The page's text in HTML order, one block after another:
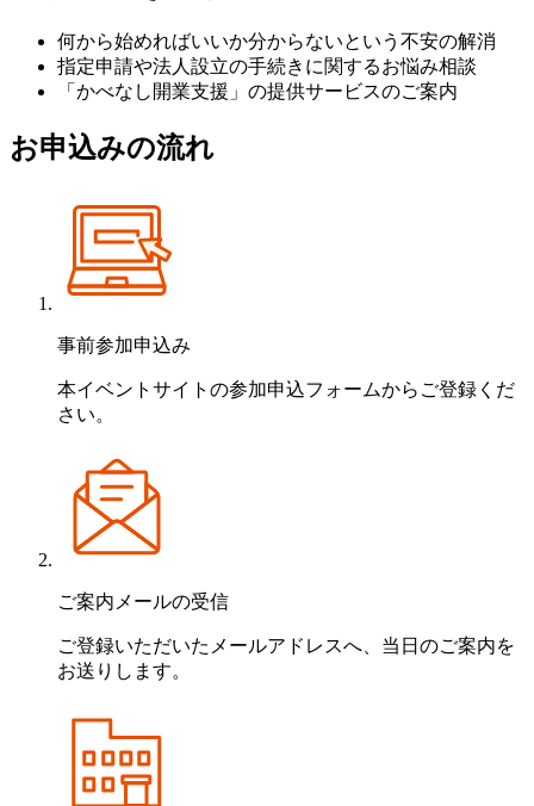
何から始めればいいか分からないという不安の解消
指定申請や法人設立の手続きに関するお悩み相談
「かべなし開業支援」の提供サービスのご案内
お申込みの流れ
事前参加申込み
本イベントサイトの参加申込フォームからご登録くだ
さい。
ご案内メールの受信
ご登録いただいたメールアドレスへ、当日のご案内を
お送りします。